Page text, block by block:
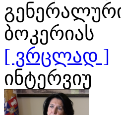
ბოკერიას
[ ვრცლად ]
ინტერვიუ